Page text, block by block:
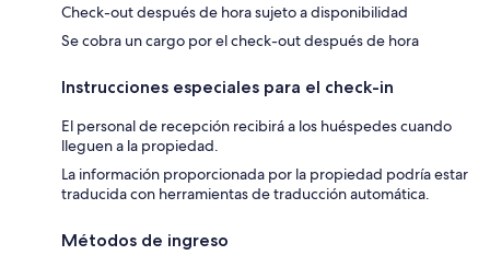
Check-out después de hora sujeto a disponibilidad
Se cobra un cargo por el check-out después de hora
Instrucciones especiales para el check-in
El personal de recepción recibirá a los huéspedes cuando
lleguen a la propiedad.
La información proporcionada por la propiedad podría estar
traducida con herramientas de traducción automática.
Métodos de ingreso